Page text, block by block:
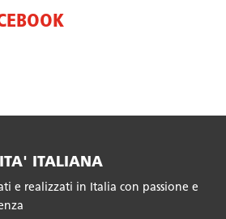
ITALIANA
e realizzati in Italia con passione e